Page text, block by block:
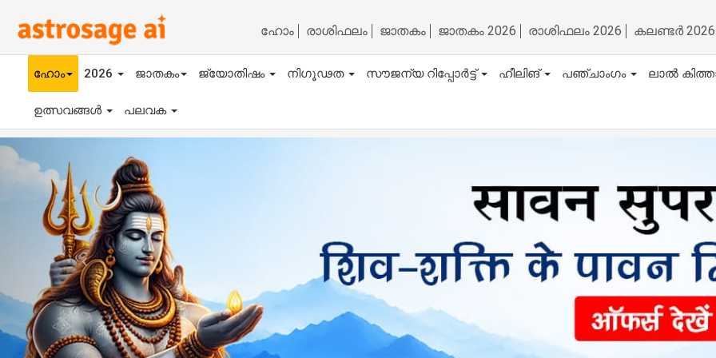
ഹോം രാശിഫലം ജാതകം ജാതകം 2026 രാശിഫലം 2026 കലണ്ടർ 2026
ഹോം 2026 ജാതകം ജ്യോതിഷം നിഗൂഢത സൗജന്യ റിപ്പോർട്ട് ഹീലിങ് പഞ്ചാംഗം ലാൽ
ഉത്സവങ്ങൾ പലവക
Previous